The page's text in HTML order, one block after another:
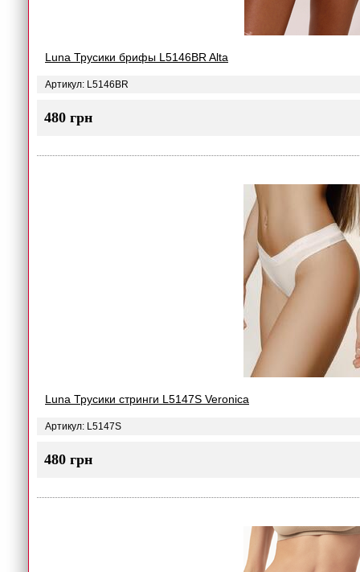
Luna Трусики брифы L5146BR Alta
Артикул: L5146BR
480 грн
Luna Трусики стринги L5147S Veronica
Артикул: L5147S
480 грн